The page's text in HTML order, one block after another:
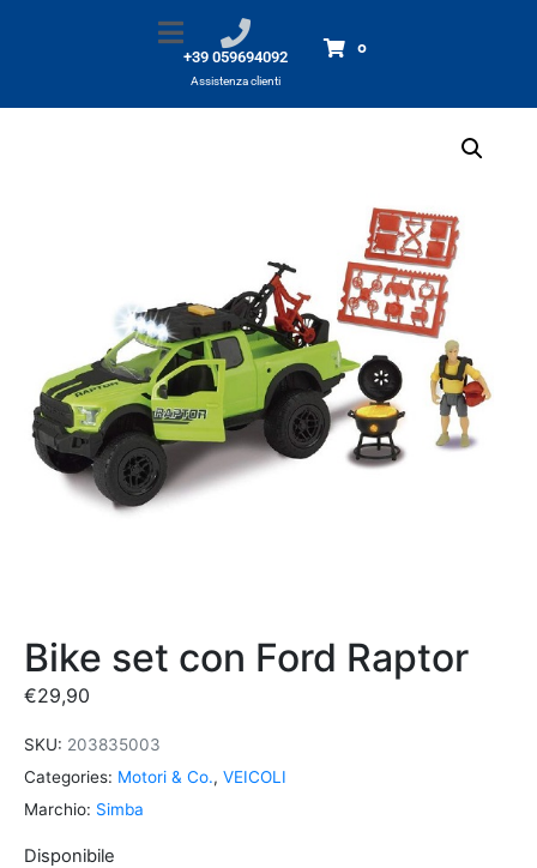
+39 059694092
Assistenza clienti
0
Prodotti Bike set con Ford Raptor
Bike set con Ford Raptor
€29,90
SKU: 203835003
Categories: Motori & Co., VEICOLI
Marchio: Simba
Disponibile